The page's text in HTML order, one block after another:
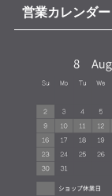
営業カレンダー